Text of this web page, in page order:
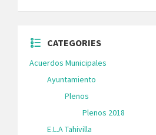
CATEGORIES
Acuerdos Municipales
Ayuntamiento
Plenos
Plenos 2018
E.L.A Tahivilla